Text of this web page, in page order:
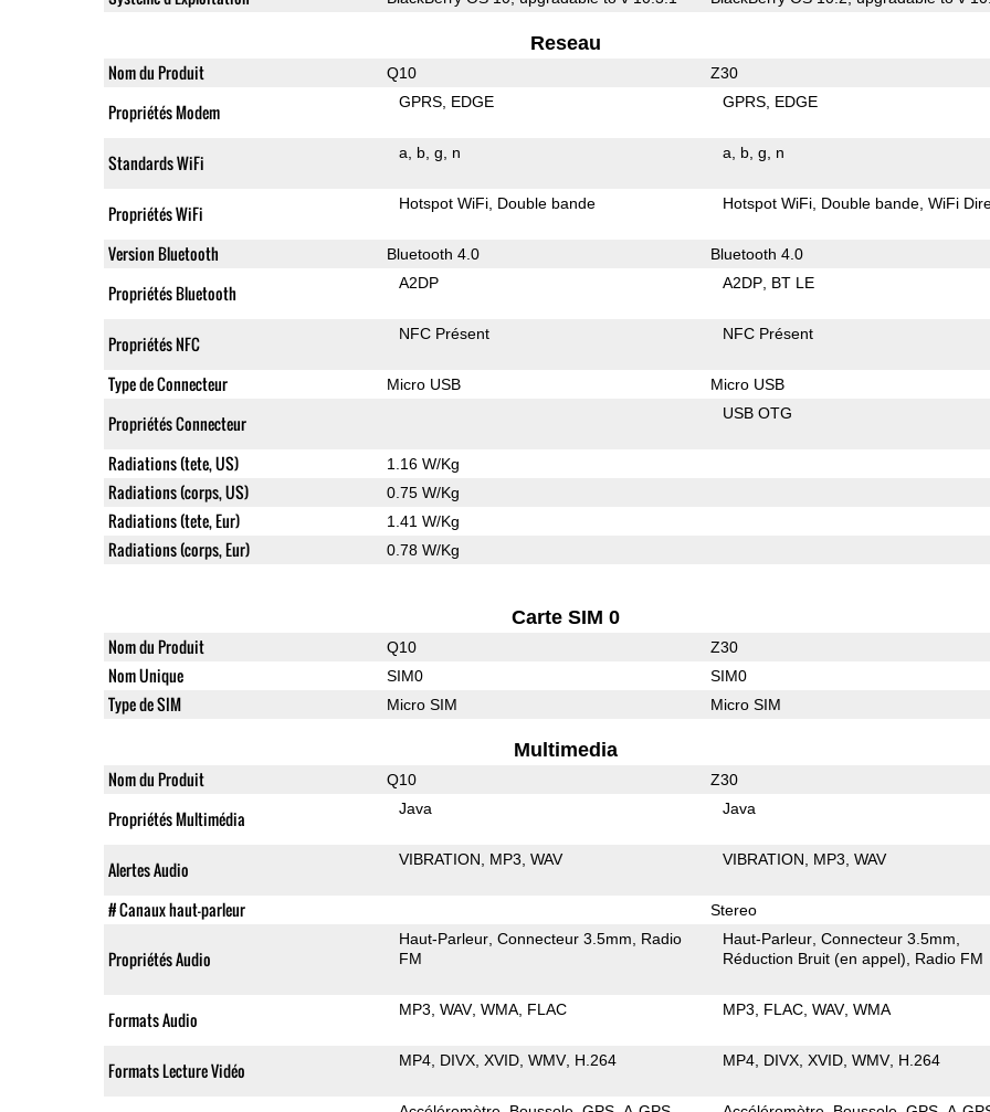
Reseau
Nom du Produit Q10 Z30
Propriétés Modem GPRS EDGE GPRS EDGE
Standards WiFi a b g n a b g n
Propriétés WiFi Hotspot WiFi Double bande Hotspot WiFi Double bande WiFi
Version Bluetooth Bluetooth 4.0 Bluetooth 4.0
Propriétés Bluetooth A2DP A2DP BT LE
Propriétés NFC NFC Présent NFC Présent
Type de Connecteur Micro USB Micro USB
Propriétés Connecteur USB OTG
Radiations (tete, US) 1.16 W/Kg
Radiations (corps, US) 0.75 W/Kg
Radiations (tete, Eur) 1.41 W/Kg
Radiations (corps, Eur) 0.78 W/Kg
Carte SIM 0
Nom du Produit Q10 Z30
Nom Unique SIM0 SIM0
Type de SIM Micro SIM Micro SIM
Multimedia
Nom du Produit Q10 Z30
Propriétés Multimédia Java Java
Alertes Audio VIBRATION MP3 WAV VIBRATION MP3 WAV
# Canaux haut-parleur Stereo
Propriétés Audio
Haut-Parleur Connecteur 3.5mm
Radio
FM
Haut-Parleur Connecteur 3.5mm
Réduction Bruit (en appel)
Radio FM
Formats Audio MP3 WAV WMA FLAC MP3 FLAC WAV WMA
Formats Lecture Vidéo MP4 DIVX XVID WMV H.264 MP4 DIVX XVID WMV H.264